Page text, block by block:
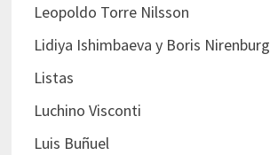
Leopoldo Torre Nilsson
Lidiya Ishimbaeva y Boris Nirenburg
Listas
Luchino Visconti
Luis Buñuel